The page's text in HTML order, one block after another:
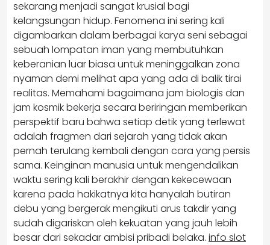
sekarang menjadi sangat krusial bagi
kelangsungan hidup. Fenomena ini sering kali
digambarkan dalam berbagai karya seni sebagai
sebuah lompatan iman yang membutuhkan
keberanian luar biasa untuk meninggalkan zona
nyaman demi melihat apa yang ada di balik tirai
realitas. Memahami bagaimana jam biologis dan
jam kosmik bekerja secara beriringan memberikan
perspektif baru bahwa setiap detik yang terlewat
adalah fragmen dari sejarah yang tidak akan
pernah terulang kembali dengan cara yang persis
sama. Keinginan manusia untuk mengendalikan
waktu sering kali berakhir dengan kekecewaan
karena pada hakikatnya kita hanyalah butiran
debu yang bergerak mengikuti arus takdir yang
sudah digariskan oleh kekuatan yang jauh lebih
besar dari sekadar ambisi pribadi belaka. info slot